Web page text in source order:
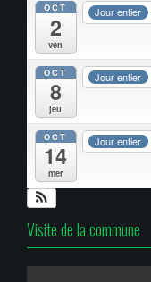
OCT
2
ven
Jour entier
OCT
8
jeu
Jour entier
OCT
14
mer
Jour entier
Visite de la commune